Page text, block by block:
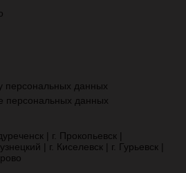
персональных данных
персональных данных
|
г. Прокопьевск |
| г. Киселевск |
г. Гурьевск |